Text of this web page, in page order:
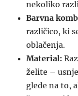
nekoliko
Barvna
različico, ki
oblačenja.
Material:
želite –
glede na to,